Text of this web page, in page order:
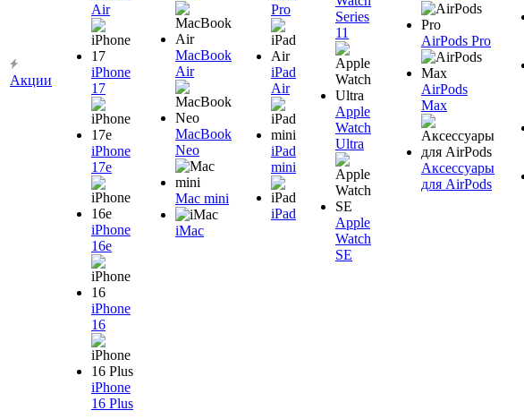
Акции
Air
iPhone
17
iPhone
17e
iPhone
16e
iPhone
16
iPhone
16 Plus
MacBook
Air
MacBook
Neo
Mac mini
iMac
Pro
iPad
Air
iPad
mini
iPad
Series
11
Apple
Watch
Ultra
Apple
Watch
SE
AirPods Pro
AirPods
Max
Аксессуары
для AirPods